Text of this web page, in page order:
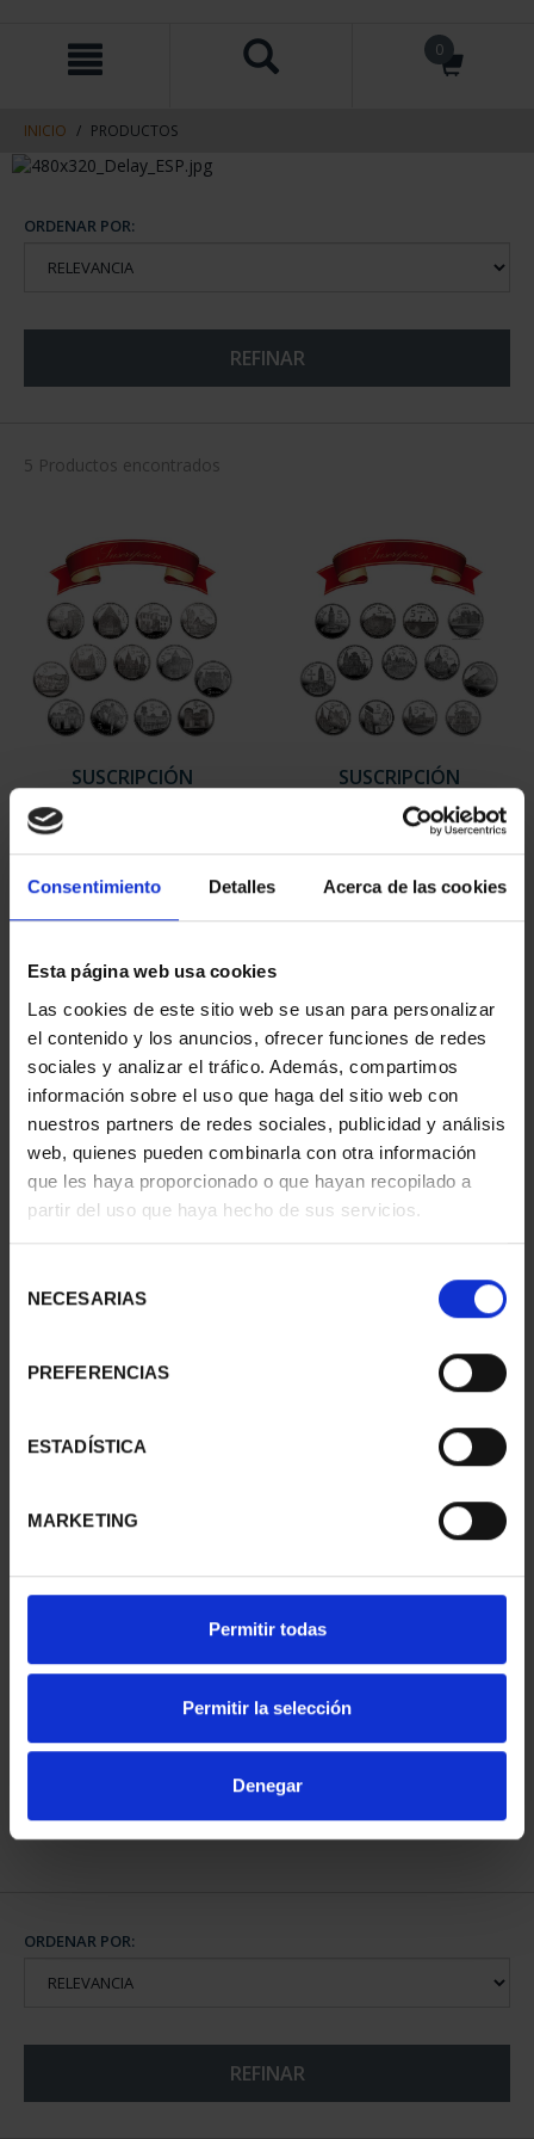
Consentimiento Detalles Acerca de las cookies
Esta página web usa cookies
Las cookies de este sitio web se usan para personalizar
el contenido y los anuncios, ofrecer funciones de redes
sociales y analizar el tráfico. Además, compartimos
información sobre el uso que haga del sitio web con
nuestros partners de redes sociales, publicidad y análisis
web, quienes pueden combinarla con otra información
que les haya proporcionado o que hayan recopilado a
partir del uso que haya hecho de sus servicios.
NECESARIAS
PREFERENCIAS
ESTADÍSTICA
MARKETING
Permitir todas
Permitir la selección
Denegar
contenido
navegacin
0
INICIO PRODUCTOS
ORDENAR POR:
REFINAR
5 Productos encontrados
SUSCRIPCIÓN
949,00 €
Sólo para usuarios
registrados
SUSCRIPCIÓN
CAPITALES DE
PROVINCIA 2
949,00 €
Sólo para usuarios
registrados
SUSCRIPCIÓN
CAPITALES DE
949,00 €
registrados
SUSCRIPCIÓN
CAPITALES DE
949,00 €
registrados
CAPITALES DE
COMPLET...
3.796,00 €
ORDENAR POR:
REFINAR